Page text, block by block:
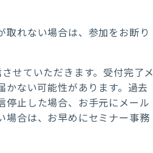
れない場合は、参加をお断り
せていただきます。受付完了メ
ない可能性があります。 過去
停止した場合、お手元にメール
場合は、お早めにセミナー事務